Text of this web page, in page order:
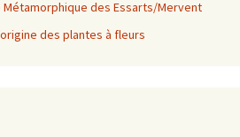
Métamorphique des Essarts/Mervent
des plantes à fleurs